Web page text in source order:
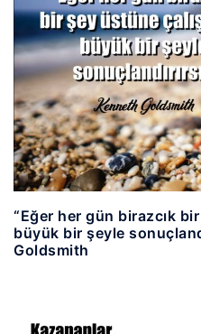
“Eğer her gün birazcık
büyük bir şeyle
Goldsmith